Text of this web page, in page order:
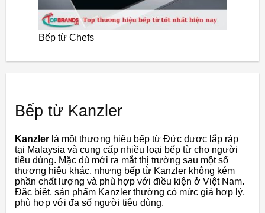
Bếp từ Chefs
Bếp từ Kanzler
Kanzler là một thương hiệu bếp từ Đức được lắp ráp
tại Malaysia và cung cấp nhiều loại bếp từ cho người
tiêu dùng. Mặc dù mới ra mắt thị trường sau một số
thương hiệu khác, nhưng bếp từ Kanzler không kém
phần chất lượng và phù hợp với điều kiện ở Việt Nam.
Đặc biệt, sản phẩm Kanzler thường có mức giá hợp lý,
phù hợp với đa số người tiêu dùng.